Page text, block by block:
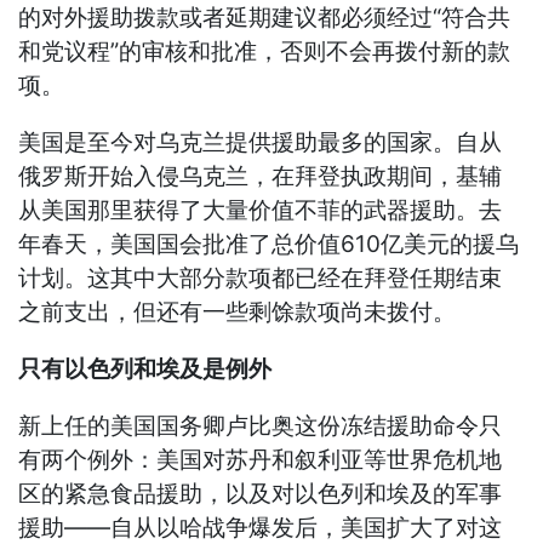
的对外援助拨款或者延期建议都必须经过“符合共
和党议程”的审核和批准，否则不会再拨付新的款
项。
美国是至今对乌克兰提供援助最多的国家。自从
俄罗斯开始入侵乌克兰，在拜登执政期间，基辅
从美国那里获得了大量价值不菲的武器援助。去
年春天，美国国会批准了总价值610亿美元的援乌
计划。这其中大部分款项都已经在拜登任期结束
之前支出，但还有一些剩馀款项尚未拨付。
只有以色列和埃及是例外
新上任的美国国务卿卢比奥这份冻结援助命令只
有两个例外：美国对苏丹和叙利亚等世界危机地
区的紧急食品援助，以及对以色列和埃及的军事
援助——自从以哈战争爆发后，美国扩大了对这